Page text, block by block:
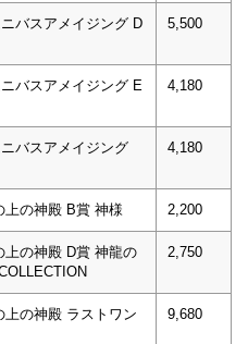
バスアメイジング D
5,500
バスアメイジング E
4,180
バスアメイジング
4,180
の神殿 B賞 神様 2,200
の神殿 D賞 神龍の
2,750
の神殿 ラストワン
9,680